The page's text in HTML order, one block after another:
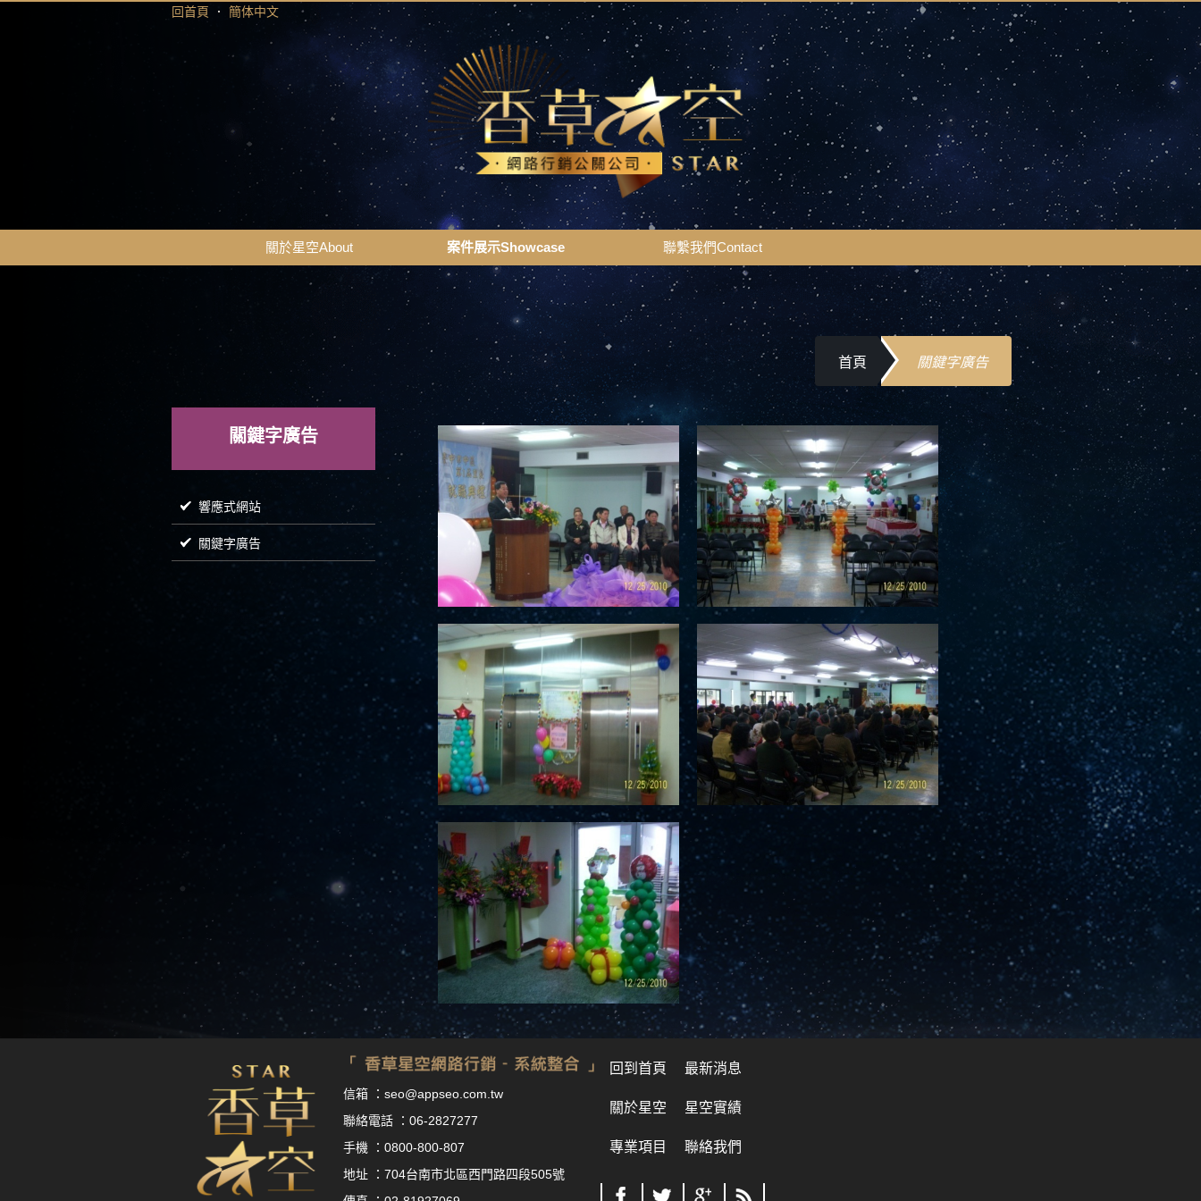
回首頁 ． 簡体中文
關於星空About
關於星空About
案件展示Showcase
案件展示Showcase
聯繫我們Contact
聯繫我們Contact
首頁 關鍵字廣告
關鍵字廣告
響應式網站
關鍵字廣告
信箱 ： seo@appseo.com.tw
聯絡電話 ： 06-2827277
手機 ： 0800-800-807
地址 ：704台南市北區西門路四段505號
回到首頁 最新消息
關於星空 星空實績
專業項目 聯絡我們